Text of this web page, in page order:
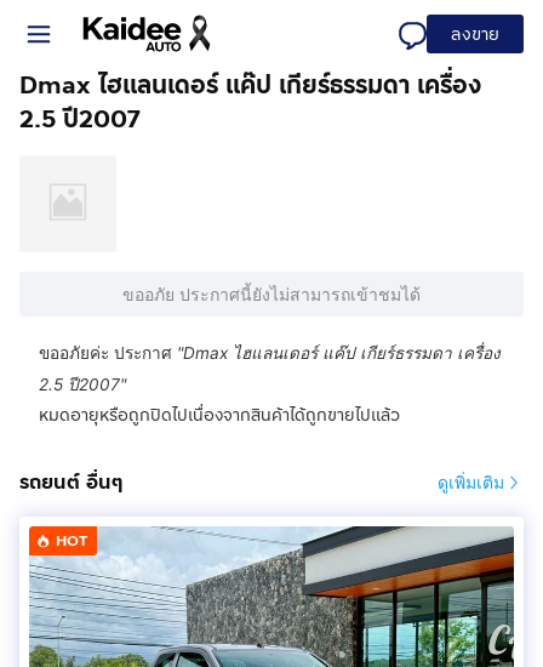
ลงขาย
Dmax ไฮแลนเดอร์ แค๊ป เกียร์ธรรมดา เครื่อง
2.5 ปี2007
ขออภัย ประกาศนี้ยังไม่สามารถเข้าชมได้
ขออภัยค่ะ ประกาศ "Dmax ไฮแลนเดอร์ แค๊ป เกียร์ธรรมดา เครื่อง
2.5 ปี2007"
หมดอายุหรือถูกปิดไปเนื่องจากสินค้าได้ถูกขายไปแล้ว
รถยนต์ อื่นๆ ดูเพิ่มเติม
HOT